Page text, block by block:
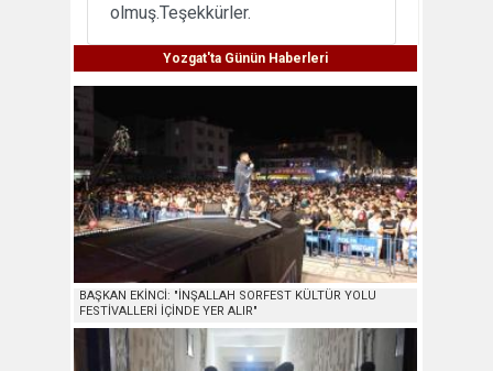
olmuş.Teşekkürler.
Yozgat'ta Günün Haberleri
BAŞKAN EKİNCİ: "İNŞALLAH SORFEST KÜLTÜR YOLU
FESTİVALLERİ İÇİNDE YER ALIR"